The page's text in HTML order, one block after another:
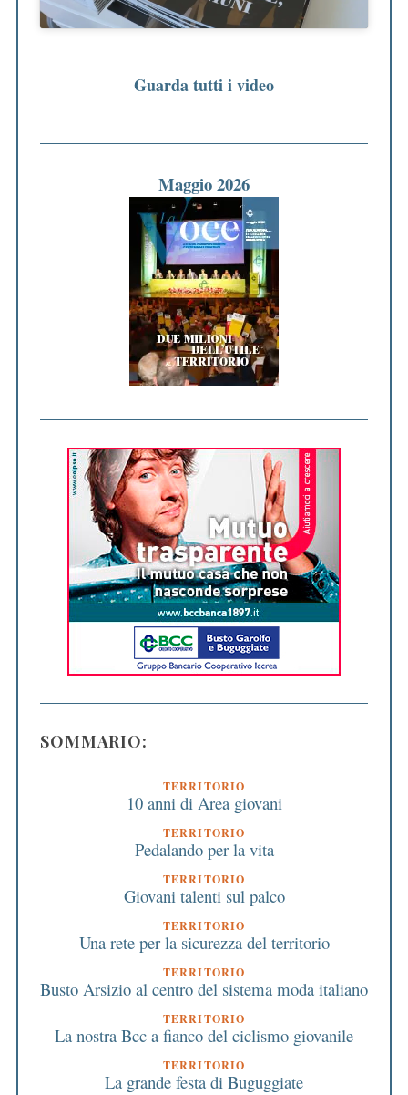
Guarda tutti i video
Maggio 2026
SOMMARIO:
TERRITORIO
10 anni di Area giovani
TERRITORIO
Pedalando per la vita
TERRITORIO
Giovani talenti sul palco
TERRITORIO
Una rete per la sicurezza del territorio
TERRITORIO
Busto Arsizio al centro del sistema moda italiano
TERRITORIO
La nostra Bcc a fianco del ciclismo giovanile
TERRITORIO
La grande festa di Buguggiate